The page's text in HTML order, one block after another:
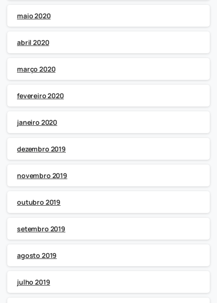
maio 2020
abril 2020
março 2020
fevereiro 2020
janeiro 2020
dezembro 2019
novembro 2019
outubro 2019
setembro 2019
agosto 2019
julho 2019